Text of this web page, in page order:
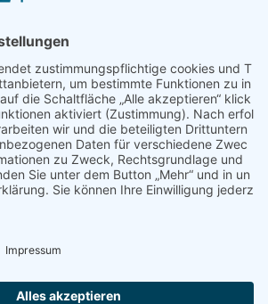
Restaurant
& Handwerk